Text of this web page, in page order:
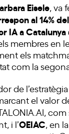
Eisele, va
al 14%
a Catalunya
membres en
els
com la
de l’estratègia
el valor
i l’OEIAC, en